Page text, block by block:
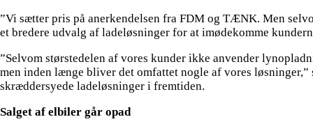
”Vi sætter pris på anerkendelsen fra FDM og TÆNK. Men
et bredere udvalg af ladeløsninger for at imødekomme
”Selvom størstedelen af vores kunder ikke anvender
men inden længe bliver det omfattet nogle af vores
skræddersyede ladeløsninger i fremtiden.
Salget af elbiler går opad